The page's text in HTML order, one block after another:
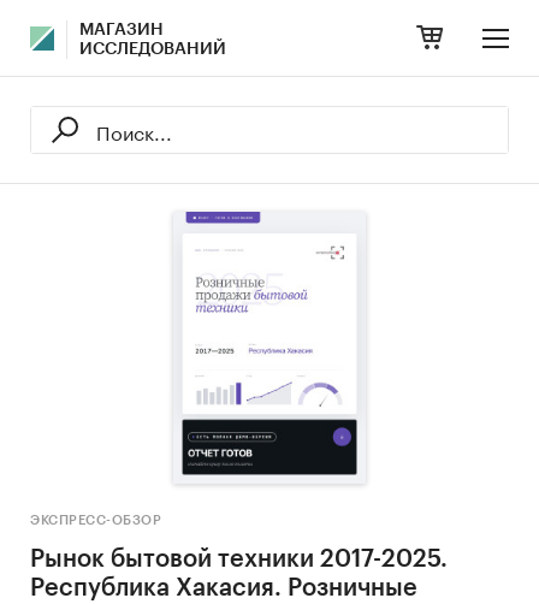
МАГАЗИН
ИССЛЕДОВАНИЙ
ЭКСПРЕСС-ОБЗОР
Рынок бытовой техники 2017-2025.
Республика Хакасия. Розничные